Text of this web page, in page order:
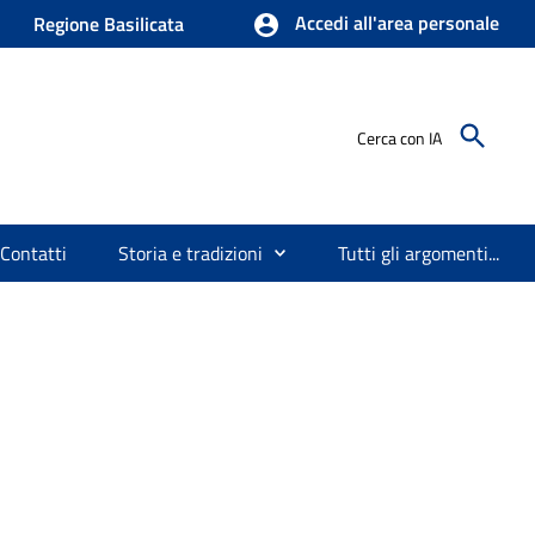
Regione Basilicata Accedi all'area personale
Cerca con IA
Contatti Storia e tradizioni Tutti gli argomenti...